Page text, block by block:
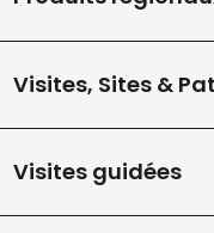
Visites, Sites &
Visites guidées
du Barou entre
vous
familiale
des
Ancienne
jusqu'à 12
à la fois